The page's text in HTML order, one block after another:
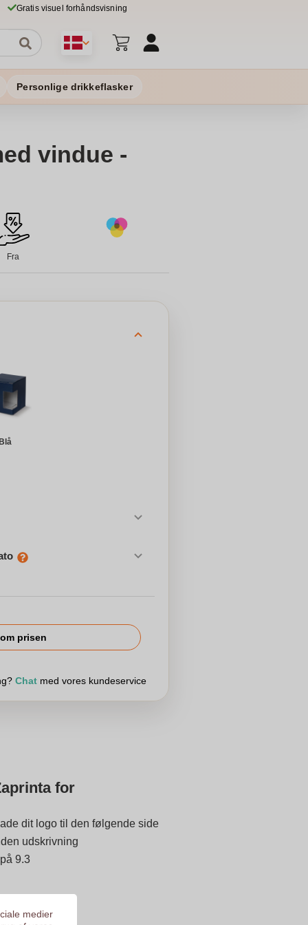
Gratis visuel forhåndsvisning
Personlige drikkeflasker
vindue -
Fra
Blå
prisen
Chatmed vores kundeservice
for
dit logo til den følgende side
udskrivning
9.3
medier